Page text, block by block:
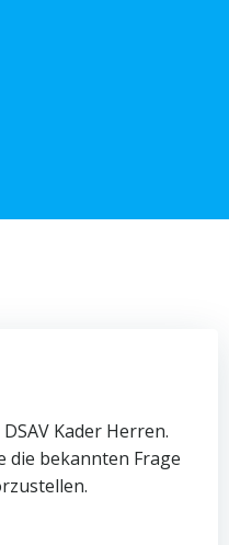
Kader Herren.
die bekannten Frage